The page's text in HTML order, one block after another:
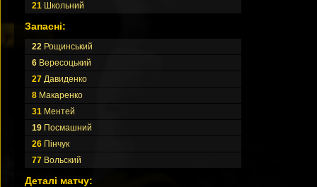
21 Школьний
Запасні:
22 Рощинський
6 Вересоцький
27 Давиденко
8 Макаренко
31 Ментей
19 Посмашний
26 Пінчук
77 Вольский
Деталі матчу: